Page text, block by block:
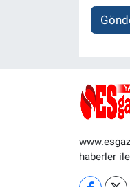
haberler